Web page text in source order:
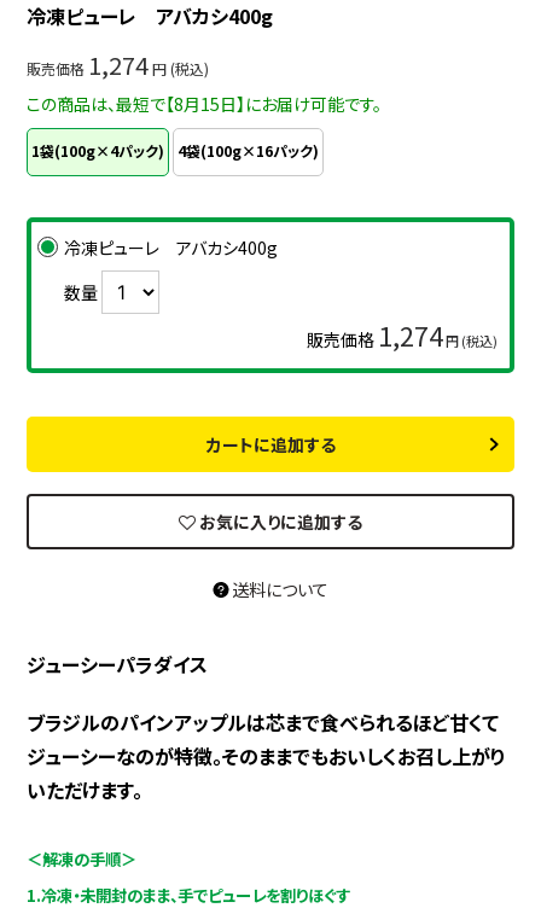
冷凍ピューレ アバカシ400g
販売価格 1,274円 (税込)
この商品は、最短で【8月15日】にお届け可能です。
1袋(100g×4パック) 4袋(100g×16パック)
冷凍ピューレ アバカシ400g
数量
販売価格 1,274円 (税込)
カートに追加する
お気に入りに追加する
送料について
ジューシーパラダイス
ブラジルのパインアップルは芯まで食べられるほど甘くて
ジューシーなのが特徴。そのままでもおいしくお召し上がり
いただけます。
＜解凍の手順＞
1.冷凍・未開封のまま、手でピューレを割りほぐす